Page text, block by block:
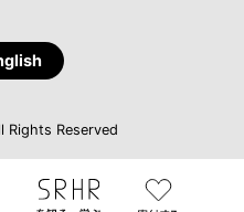
SRHR
Rights Reserved